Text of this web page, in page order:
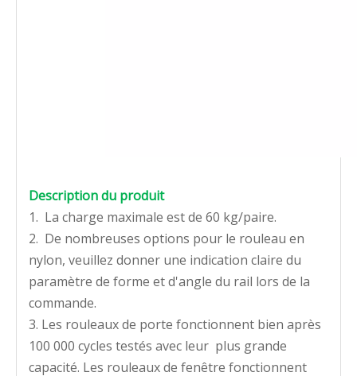
Description du produit
1. La charge maximale est de 60 kg/paire.
2. De nombreuses options pour le rouleau en
nylon, veuillez donner une indication claire du
paramètre de forme et d'angle du rail lors de la
commande.
3. Les rouleaux de porte fonctionnent bien après
100 000 cycles testés avec leur plus grande
capacité. Les rouleaux de fenêtre fonctionnent